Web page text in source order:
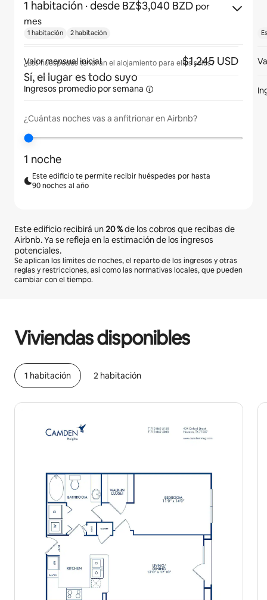
1 habitación · desde BZ$3,040 BZD por
mes
¿Los huéspedes tendrán el alojamiento para ellos solos?
Sí, el lugar es todo suyo
¿Cuántas noches vas a anfitrionar en Airbnb?
1 noche
Este edificio te permite recibir huéspedes por hasta
90 noches al año
Este edificio recibirá un20 %de los cobros que recibas de
Airbnb. Ya se refleja en la estimación de los ingresos
potenciales.
Se aplican los límites de noches, el reparto de los ingresos y otras
reglas y restricciones, así como las normativas locales, que pueden
cambiar con el tiempo.
Viviendas disponibles
1 habitación 2 habitación
1 habitación 2 habitación
Valor mensual inicial $1,245 USD
Ingresos promedio por semana